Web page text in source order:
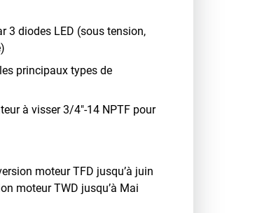
3 diodes LED (sous tension,
principaux types de
à visser 3/4"-14 NPTF pour
moteur TFD jusqu’à juin
moteur TWD jusqu’à Mai